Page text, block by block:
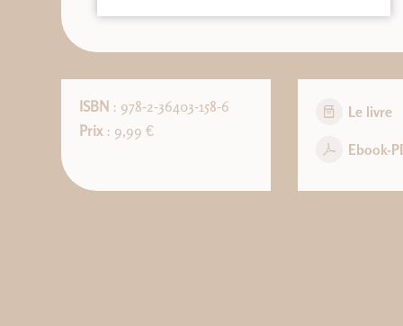
ISBN : 978-2-36403-158-6
Prix: 9,99 €
Le livre
Ebook-